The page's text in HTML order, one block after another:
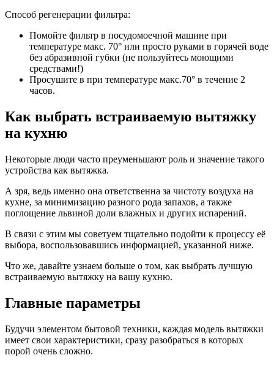
Способ регенерации фильтра:
Помойте фильтр в посудомоечной машине при
температуре макс. 70° или просто руками в горячей воде
без абразивной губки (не пользуйтесь моющими
средствами!)
Просушите в при температуре макс.70° в течение 2
часов.
Как выбрать встраиваемую вытяжку
на кухню
Некоторые люди часто преуменьшают роль и значение такого
устройства как вытяжка.
А зря, ведь именно она ответственна за чистоту воздуха на
кухне, за минимизацию разного рода запахов, а также
поглощение львиной доли влажных и других испарений.
В связи с этим мы советуем тщательно подойти к процессу её
выбора, воспользовавшись информацией, указанной ниже.
Что же, давайте узнаем больше о том, как выбрать лучшую
встраиваемую вытяжку на вашу кухню.
Главные параметры
Будучи элементом бытовой техники, каждая модель вытяжки
имеет свои характеристики, сразу разобраться в которых
порой очень сложно.